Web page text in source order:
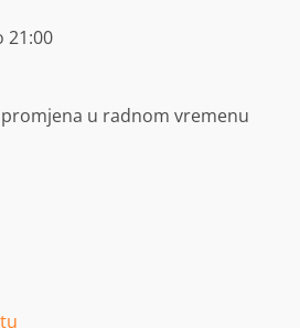
21:00
u radnom vremenu